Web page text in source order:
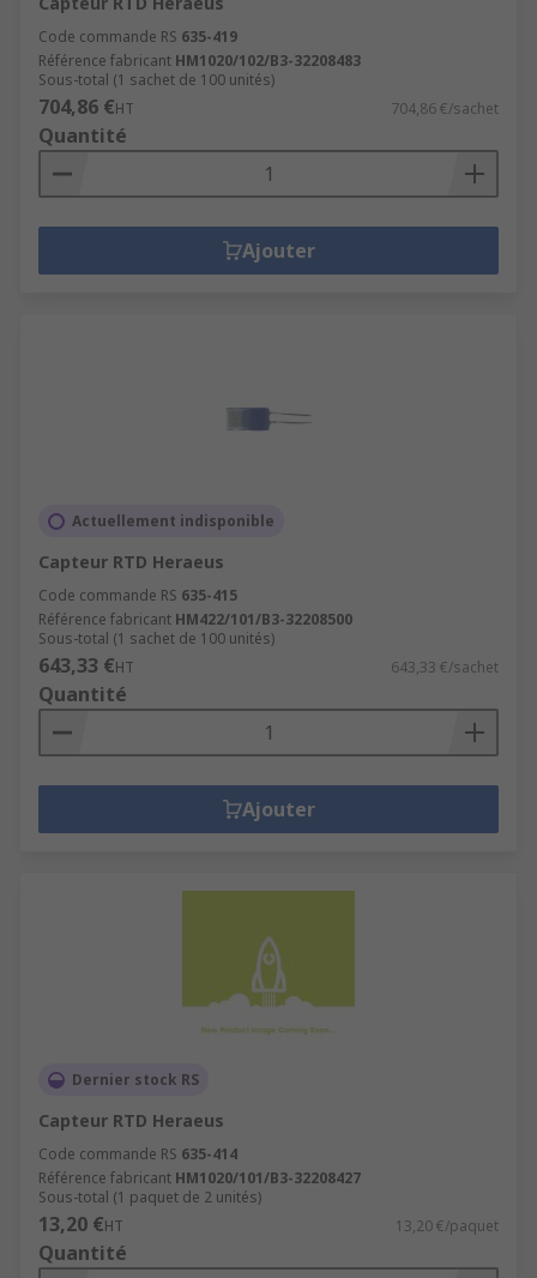
Code commande RS 635-419
Référence fabricant HM1020/102/B3-32208483
Sous-total (1 sachet de 100 unités)
704,86 €HT 704,86 €/sachet
Quantité
Ajouter
Actuellement indisponible
Capteur RTD Heraeus
Code commande RS 635-415
Référence fabricant HM422/101/B3-32208500
Sous-total (1 sachet de 100 unités)
643,33 €HT 643,33 €/sachet
Quantité
Ajouter
Dernier stock RS
Capteur RTD Heraeus
Code commande RS 635-414
Référence fabricant HM1020/101/B3-32208427
Sous-total (1 paquet de 2 unités)
13,20 €HT 13,20 €/paquet
Quantité